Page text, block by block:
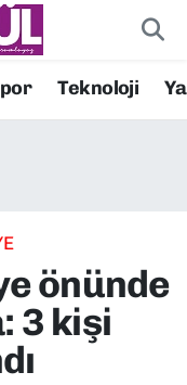
Teknoloji
önünde
3 kişi